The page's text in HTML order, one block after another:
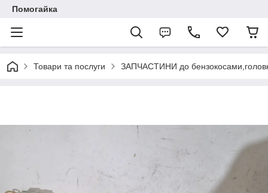
Помогайка
Товари та послуги ЗАПЧАСТИНИ до